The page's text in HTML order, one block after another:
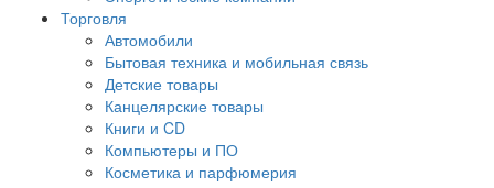
Торговля
Автомобили
Бытовая техника и мобильная связь
Детские товары
Канцелярские товары
Книги и CD
Компьютеры и ПО
Косметика и парфюмерия